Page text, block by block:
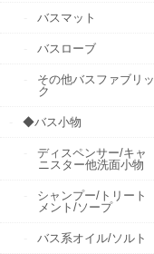
バスマット
バスローブ
その他バスファブリッ
ク
◆バス小物
ディスペンサー/キャ
ニスター他洗面小物
シャンプー/トリート
メント/ソープ
バス系オイル/ソルト